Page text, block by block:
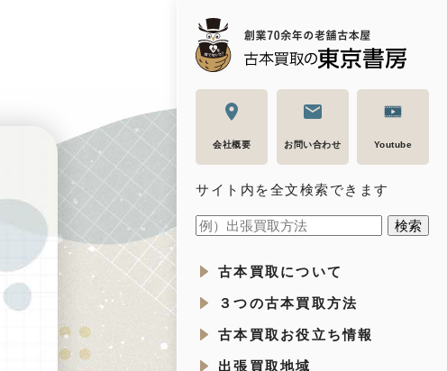
会社概要 お問い合わせ Youtube
サイト内を全文検索できます
古本買取について
３つの古本買取方法
古本買取お役立ち情報
出張買取地域